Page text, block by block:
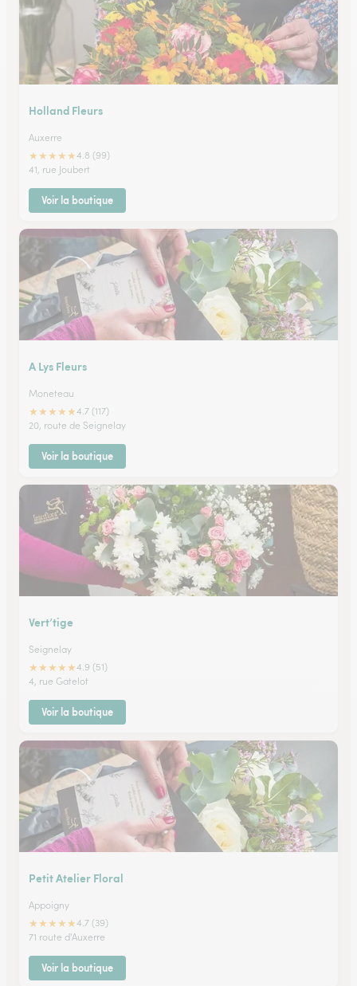
Holland Fleurs
Auxerre
★★★★★4.8 (99)
41, rue Joubert
Voir la boutique
A Lys Fleurs
Moneteau
★★★★★4.7 (117)
20, route de Seignelay
Voir la boutique
Vert’tige
Seignelay
★★★★★4.9 (51)
4, rue Gatelot
Voir la boutique
Petit Atelier Floral
Appoigny
★★★★★4.7 (39)
71 route d'Auxerre
Voir la boutique